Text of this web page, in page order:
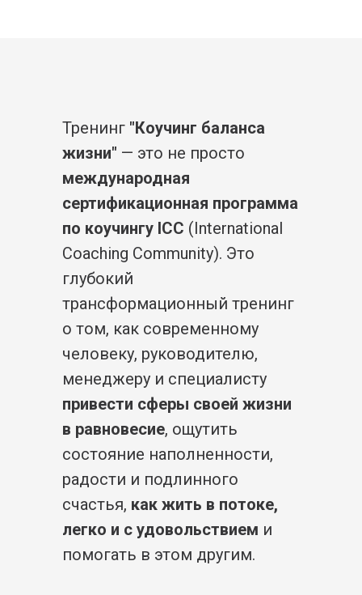
Тренинг "Коучинг баланса
жизни" — это не просто
международная
сертификационная программа
по коучингу ICC (International
Coaching Community). Это
глубокий
трансформационный тренинг
о том, как современному
человеку, руководителю,
менеджеру и специалисту
привести сферы своей жизни
в равновесие, ощутить
состояние наполненности,
радости и подлинного
счастья, как жить в потоке,
легко и с удовольствием и
помогать в этом другим.